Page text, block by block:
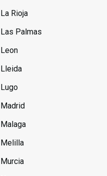
La Rioja
Las Palmas
Leon
Lleida
Lugo
Madrid
Malaga
Melilla
Murcia